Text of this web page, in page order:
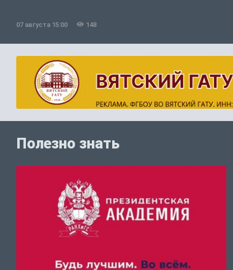
07 августа 15:00 148
Полезно знать